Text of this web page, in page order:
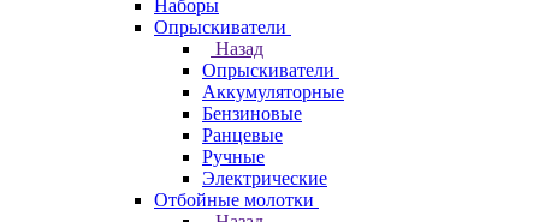
Наборы
Опрыскиватели
Назад
Опрыскиватели
Аккумуляторные
Бензиновые
Ранцевые
Ручные
Электрические
Отбойные молотки